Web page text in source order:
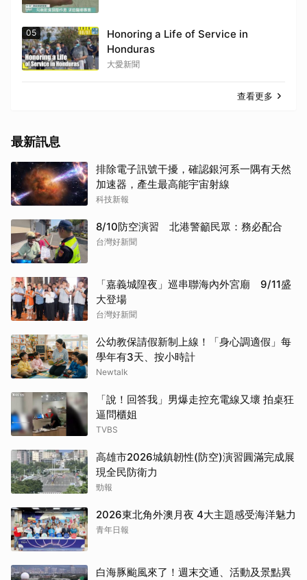
05
Honoring a Life of Service in
Honduras
大愛新聞
查看更多
最新訊息
排除電子訊號干擾，確認銀河系一隅有天然
加速器，產生最高能宇宙射線
科技新報
8/10防空演習 北港警籲民眾：務必配合
台灣好新聞
「嘉義城隍夜」巡串聯海內外宮廟 9/11盛
大登場
台灣好新聞
公幼教保請假新制上線！「身心調適假」每
學年有3天、按小時計
Newtalk
「說！回答我」男爆走控充電線又壞 拍桌狂
逼問櫃姐
TVBS
高雄市2026城鎮韌性(防空)演習圓滿完成展
現全民防衛力
勁報
2026東北角外澳月夜 4大主題感受海洋魅力
青年日報
白海豚颱風來了！週末交通、活動及景點異